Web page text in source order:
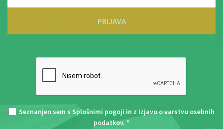
PRIJAVA
Seznanjen sem s Splošnimi pogoji in z Izjavo o varstvu osebnih
podatkov. *